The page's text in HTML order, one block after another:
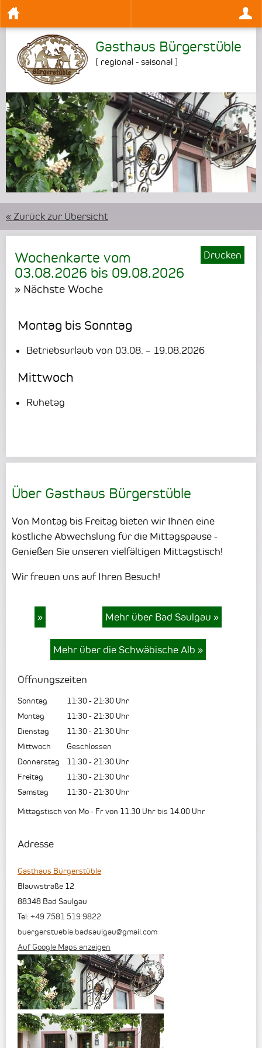
Gasthaus Bürgerstüble
[ regional - saisonal ]
•••
« Zurück zur Übersicht
Drucken
Wochenkarte vom
03.08.2026 bis 09.08.2026
» Nächste Woche
Montag bis Sonntag
Betriebsurlaub von 03.08. – 19.08.2026
Mittwoch
Ruhetag
Über Gasthaus Bürgerstüble
Von Montag bis Freitag bieten wir Ihnen eine
köstliche Abwechslung für die Mittagspause -
Genießen Sie unseren vielfältigen Mittagstisch!
Wir freuen uns auf Ihren Besuch!
» Mehr über Bad Saulgau»
Mehr über die Schwäbische Alb »
Öffnungszeiten
Sonntag 11:30- 21:30 Uhr
Montag
11:30- 21:30 Uhr
Dienstag
11:30- 21:30 Uhr
Mittwoch
Geschlossen
Donnerstag
11:30- 21:30 Uhr
Freitag
11:30- 21:30 Uhr
Samstag
11:30- 21:30 Uhr
Mittagstisch von Mo - Fr von 11.30 Uhr bis 14.00 Uhr
Adresse
Gasthaus Bürgerstüble
Blauwstraße 12
88348 Bad Saulgau
Tel: +49 7581 519 9822
buergerstueble.badsaulgau@gmail.com
Auf Google Maps anzeigen